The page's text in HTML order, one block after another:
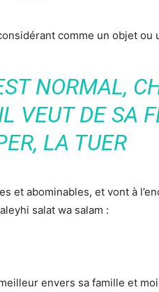
comme un objet ou
NORMAL,
VEUT DE SA
LA TUER
et abominables, et vont à
salat wa salam :
envers sa famille et